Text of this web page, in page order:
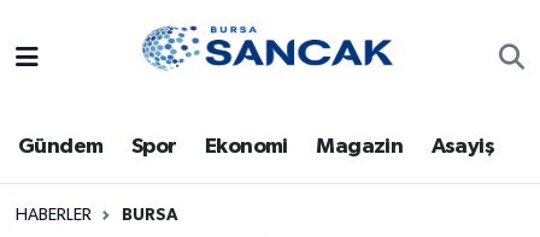
Gündem Spor Ekonomi Magazin Asayiş
HABERLER BURSA
Bursa
Dünya
Trafik Durumu
Süper Lig Puan Durumu ve Fikstür